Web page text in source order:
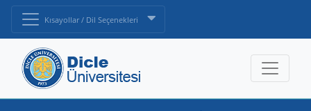
Kısayollar / Dil Seçenekleri